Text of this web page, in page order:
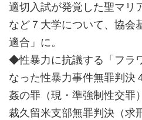
適切入試が発覚した聖マリ
など７大学について、協会
適合」に。
◆性暴力に抗議する「フラ
なった性暴力事件無罪判決
姦の罪（現・準強制性交罪
裁久留米支部無罪判決（求